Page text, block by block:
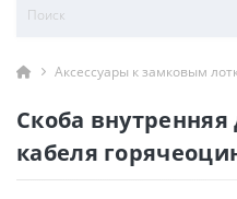
Аксессуары к замковым
Скоба
кабеля